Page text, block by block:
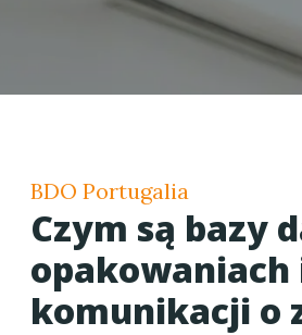
BDO Portugalia
Czym są bazy
opakowaniach
komunikacji o